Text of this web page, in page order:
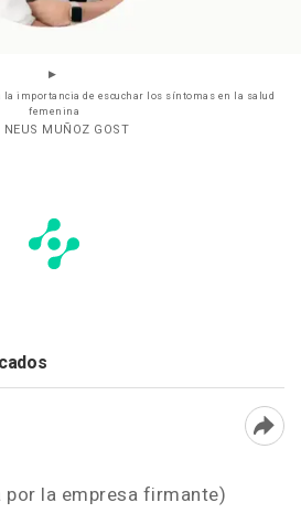
la importancia de escuchar los síntomas en la salud
femenina
NEUS MUÑOZ GOST
la empresa firmante)